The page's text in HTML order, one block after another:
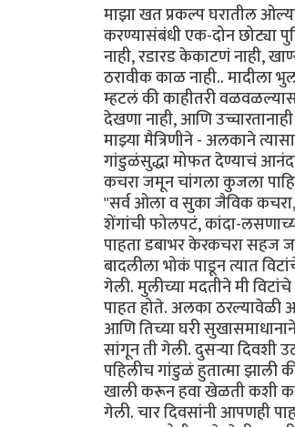
माझा खत प्रकल्प घरातील
करण्यासंबंधी एक-दोन छोट्या
नाही, रडारड केकाटणं नाही,
ठरावीक काळ नाही.. मादीला
म्हटलं की काहीतरी
देखणा नाही, आणि
माझ्या मैत्रिणीने - अलकाने
गांडुळंसुद्धा मोफत देण्याचं
कचरा जमून चांगला कुजला
"सर्व ओला व सुका जैविक कचरा,
शेंगांची फोलपटं, कांदा-
पाहता डबाभर केरकचरा सहज
बादलीला भोकं पाडून त्यात
गेली. मुलीच्या मदतीने मी
पाहत होते. अलका ठरल्यावेळी
आणि तिच्या घरी
सांगून ती गेली. दुसऱ्या दिवशी
पहिलीच गांडुळं हुतात्मा झाली
खाली करून हवा खेळती कशी
गेली. चार दिवसांनी आपणही